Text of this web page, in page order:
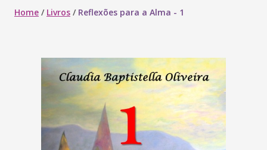
Home / Livros / Reflexões para a Alma - 1